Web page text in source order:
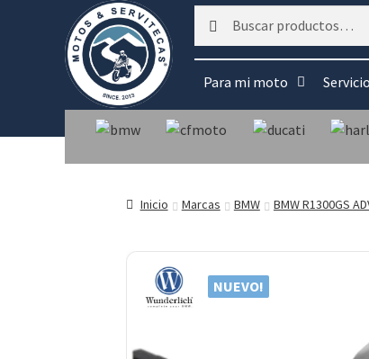
Para mi moto
Inicio Marcas BMW BMW R1300GS
NUEVO!